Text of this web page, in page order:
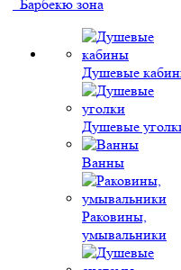
Барбекю зона
Душевые
Душевые
Ванны
Раковины,
умывальники